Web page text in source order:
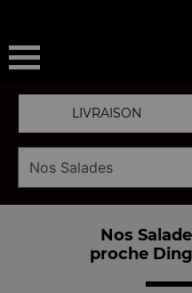
LIVRAISON
Nos
proche